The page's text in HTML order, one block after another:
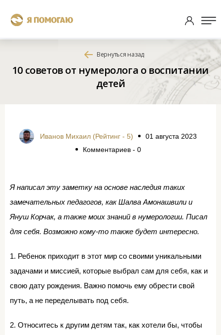
Вернуться назад
10 советов от нумеролога о воспитании
детей
Иванов Михаил (Рейтинг - 5)
01 августа 2023
Комментариев - 0
Я написал эту заметку на основе наследия таких
замечательных педагогов, как Шалва Амонашвили и
Януш Корчак, а также моих знаний в нумерологии. Писал
для себя. Возможно кому-то также будет интересно.
1. Ребенок приходит в этот мир со своими уникальными
задачами и миссией, которые выбрал сам для себя, как и
свою дату рождения. Важно помочь ему обрести свой
путь, а не переделывать под себя.
2. Относитесь к другим детям так, как хотели бы, чтобы